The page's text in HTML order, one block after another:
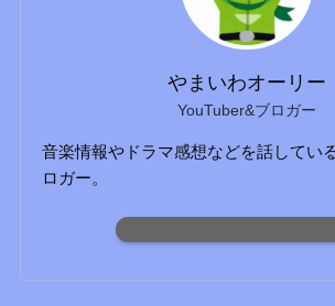
やまいわオーリー
YouTuber&ブロガー
音楽情報やドラマ感想などを話してい
ロガー。